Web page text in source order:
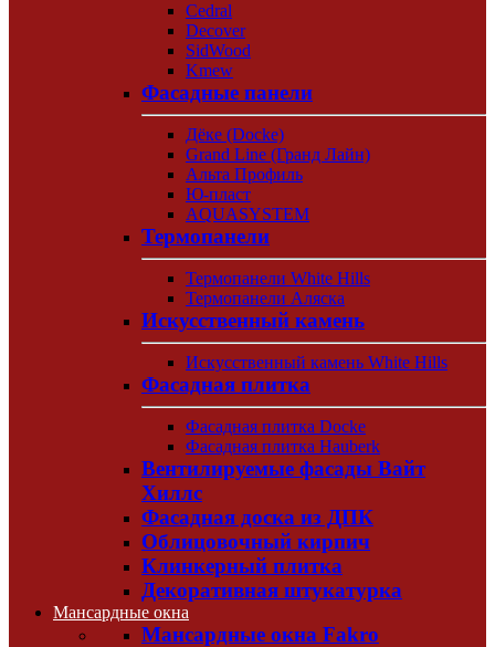
Cedral
Decover
SidWood
Kmew
Фасадные панели
Дёке (Docke)
Grand Line (Гранд Лайн)
Альта Профиль
Ю-пласт
AQUASYSTEM
Термопанели
Термопанели White Hills
Термопанели Аляска
Искусственный камень
Искусственный камень White Hills
Фасадная плитка
Фасадная плитка Docke
Фасадная плитка Hauberk
Вентилируемые фасады Вайт
Хиллс
Фасадная доска из ДПК
Облицовочный кирпич
Клинкерный плитка
Декоративная штукатурка
Мансардные окна
Мансардные окна Fakro